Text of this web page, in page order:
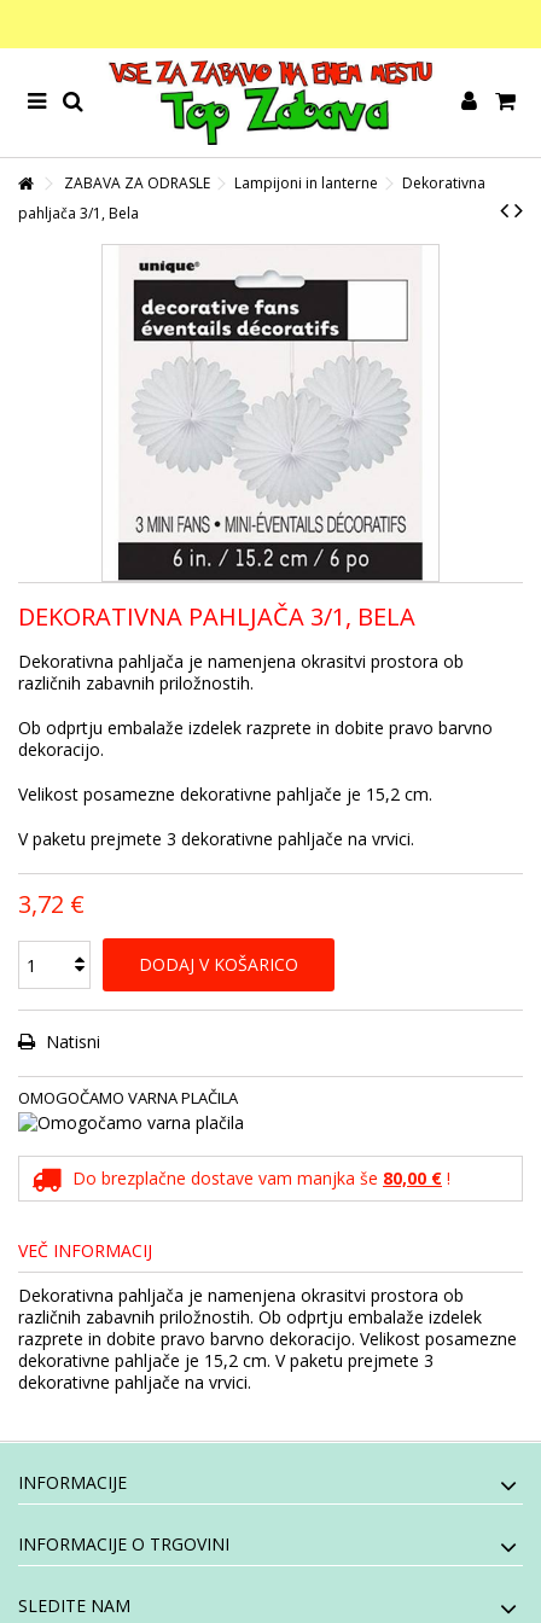
ZABAVA ZA ODRASLE Lampijoni in lanterne
Dekorativna
pahljača 3/1, Bela
DEKORATIVNA PAHLJAČA 3/1, BELA
Dekorativna pahljača je namenjena okrasitvi prostora ob
različnih zabavnih priložnostih.
Ob odprtju embalaže izdelek razprete in dobite pravo barvno
dekoracijo.
Velikost posamezne dekorativne pahljače je 15,2 cm.
V paketu prejmete 3 dekorativne pahljače na vrvici.
3,72 €
DODAJ V KOŠARICO
Natisni
OMOGOČAMO VARNA PLAČILA
Do brezplačne dostave vam manjka še 80,00 € !
VEČ INFORMACIJ
Dekorativna pahljača je namenjena okrasitvi prostora ob
različnih zabavnih priložnostih. Ob odprtju embalaže izdelek
razprete in dobite pravo barvno dekoracijo. Velikost posamezne
dekorativne pahljače je 15,2 cm. V paketu prejmete 3
dekorativne pahljače na vrvici.
INFORMACIJE
INFORMACIJE O TRGOVINI
SLEDITE NAM